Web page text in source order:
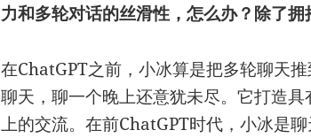
力和多轮对话的丝滑性，怎么办？除了拥
在ChatGPT之前，小冰算是把多轮聊天
聊天，聊一个晚上还意犹未尽。它打造
上的交流。在前ChatGPT时代，小冰是